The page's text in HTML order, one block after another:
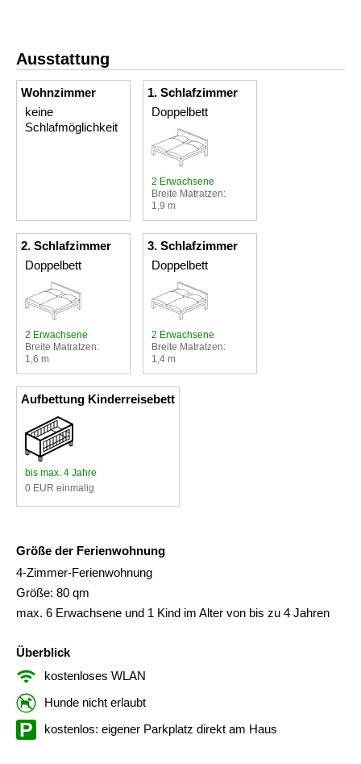
Ausstattung
Wohnzimmer
keine
Schlafmöglichkeit
1. Schlafzimmer
Doppelbett
2 Erwachsene
Breite Matratzen:
1,9 m
2. Schlafzimmer
Doppelbett
2 Erwachsene
Breite Matratzen:
1,6 m
3. Schlafzimmer
Doppelbett
2 Erwachsene
Breite Matratzen:
1,4 m
Aufbettung Kinderreisebett
bis max. 4 Jahre
0 EUR einmalig
Größe der Ferienwohnung
4-Zimmer-Ferienwohnung
Größe: 80 qm
max. 6 Erwachsene und 1 Kind im Alter von bis zu 4 Jahren
Überblick
kostenloses WLAN
Hunde nicht erlaubt
kostenlos: eigener Parkplatz direkt am Haus